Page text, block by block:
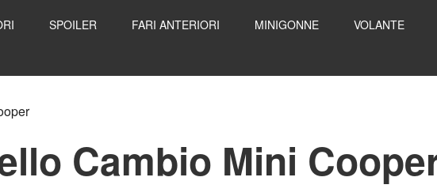
SPOILER FARI ANTERIORI MINIGONNE VOLANTE
Cambio Mini